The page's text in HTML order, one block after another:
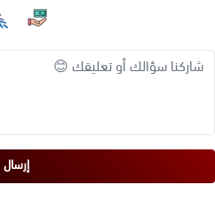
إرسال